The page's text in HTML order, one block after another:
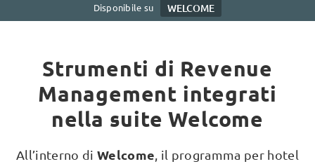
Disponibile su WELCOME
Strumenti di Revenue
Management integrati
nella suite Welcome
All’interno di Welcome , il programma per hotel